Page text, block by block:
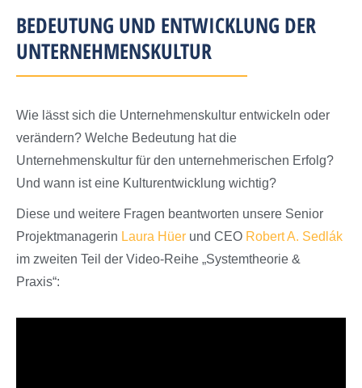
BEDEUTUNG UND ENTWICKLUNG DER
UNTERNEHMENSKULTUR
Wie lässt sich die Unternehmenskultur entwickeln oder
verändern? Welche Bedeutung hat die
Unternehmenskultur für den unternehmerischen Erfolg?
Und wann ist eine Kulturentwicklung wichtig?
Diese und weitere Fragen beantworten unsere Senior
Projektmanagerin Laura Hüer und CEO Robert A. Sedlák
im zweiten Teil der Video-Reihe „Systemtheorie &
Praxis“: